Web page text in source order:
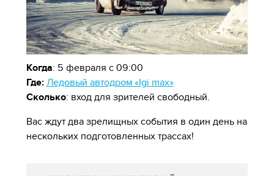
Когда: 5 февраля с 09:00
Где: Ледовый автодром «Igi max»
Сколько: вход для зрителей свободный.
Вас ждут два зрелищных события в один день на
нескольких подготовленных трассах!